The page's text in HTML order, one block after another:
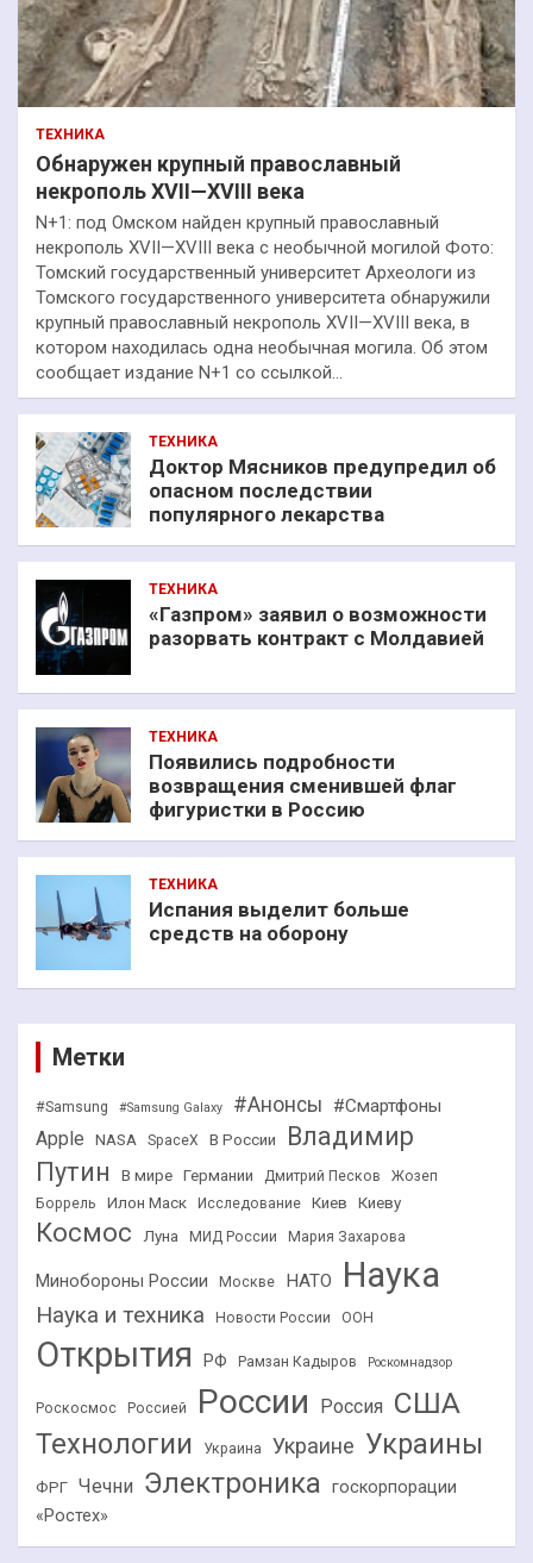
ТЕХНИКА
Обнаружен крупный православный
некрополь XVII—XVIII века
N+1: под Омском найден крупный православный
некрополь XVII—XVIII века с необычной могилой Фото:
Томский государственный университет Археологи из
Томского государственного университета обнаружили
крупный православный некрополь XVII—XVIII века, в
котором находилась одна необычная могила. Об этом
сообщает издание N+1 со ссылкой…
ТЕХНИКА
Доктор Мясников предупредил об
опасном последствии
популярного лекарства
ТЕХНИКА
«Газпром» заявил о возможности
разорвать контракт с Молдавией
ТЕХНИКА
Появились подробности
возвращения сменившей флаг
фигуристки в Россию
ТЕХНИКА
Испания выделит больше
средств на оборону
Метки
#Samsung #Samsung Galaxy #Анонсы #Смартфоны
Apple NASA SpaceX В России
Владимир
Путин
В мире Германии Дмитрий Песков
Жозеп
Боррель
Илон Маск Исследование Киев Киеву
Космос Луна МИД России Мария Захарова
Минобороны России Москве НАТО Наука
Наука и техника Новости России ООН
Открытия РФ Рамзан Кадыров Роскомнадзор
Роскосмос Россией России Россия США
Технологии Украина Украине Украины
ФРГ Чечни Электроника госкорпорации
«Ростех»